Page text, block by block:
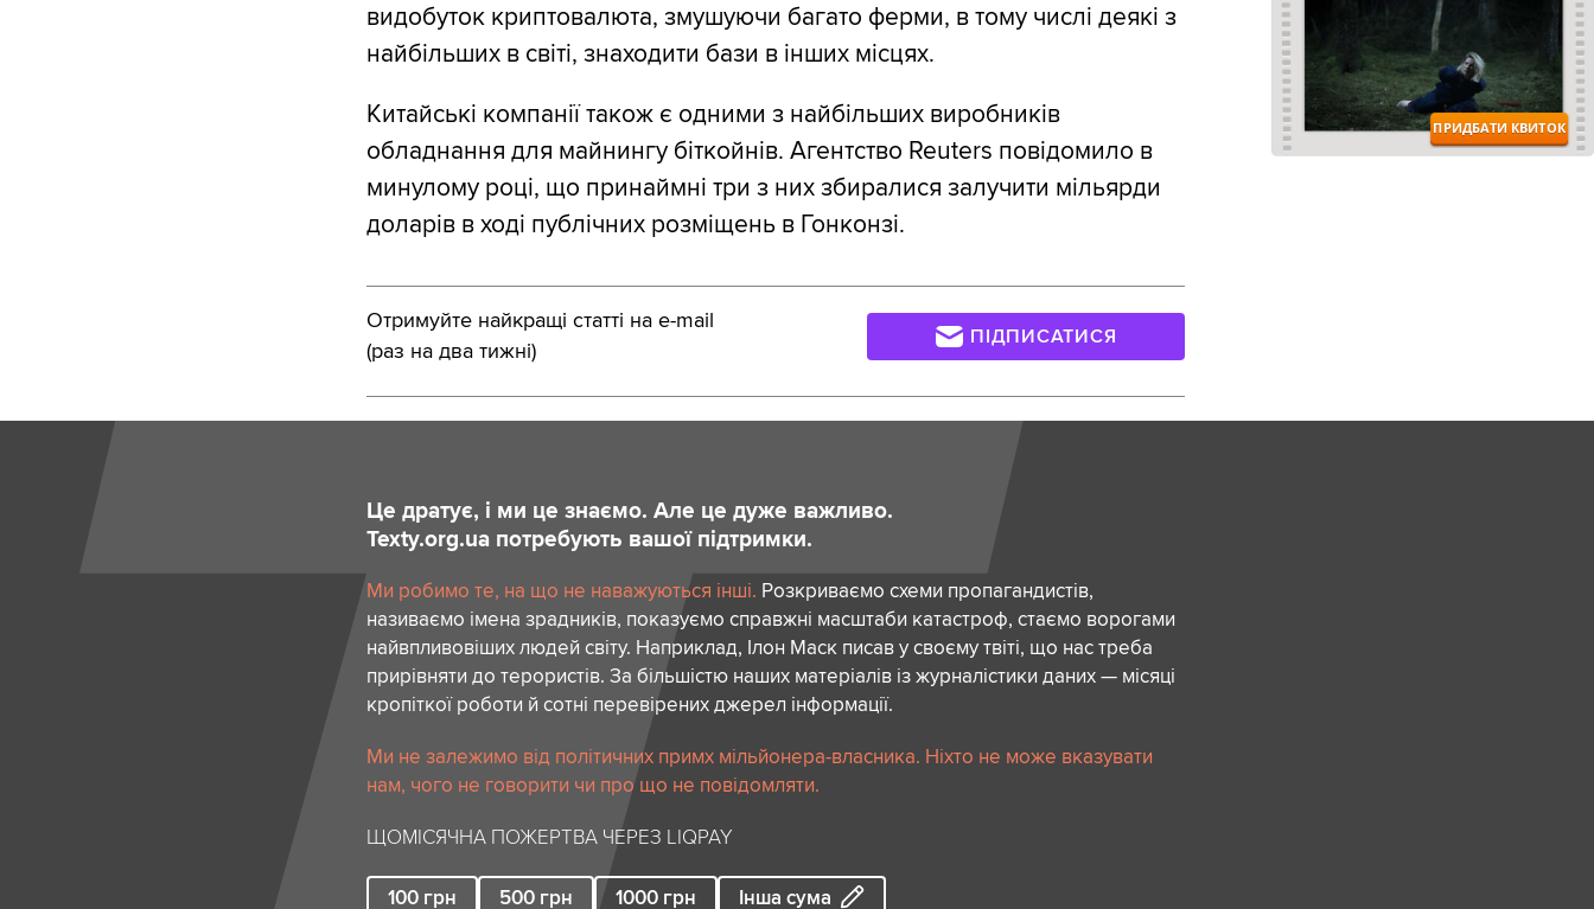
видобуток криптовалюта, змушуючи багато ферми, в тому числі деякі з
найбільших в світі, знаходити бази в інших місцях.
Китайські компанії також є одними з найбільших виробників
обладнання для майнингу біткойнів. Агентство Reuters повідомило в
минулому році, що принаймні три з них збиралися залучити мільярди
доларів в ході публічних розміщень в Гонконзі.
Отримуйте найкращі статті на e-mail
(раз на два тижні)
ПІДПИСАТИСЯ
Це дратує, і ми це знаємо. Але це дуже важливо.
Texty.org.ua потребують вашої підтримки.
Ми робимо те, на що не наважуються інші. Розкриваємо схеми пропагандистів,
називаємо імена зрадників, показуємо справжні масштаби катастроф, стаємо ворогами
найвпливовіших людей світу. Наприклад, Ілон Маск писав у своєму твіті, що нас треба
прирівняти до терористів. За більшістю наших матеріалів із журналістики даних — місяці
кропіткої роботи й сотні перевірених джерел інформації.
Ми не залежимо від політичних примх мільйонера-власника. Ніхто не може вказувати
нам, чого не говорити чи про що не повідомляти.
ЩОМІСЯЧНА ПОЖЕРТВА ЧЕРЕЗ LIQPAY
100 грн 500 грн 1000 грн Інша сума